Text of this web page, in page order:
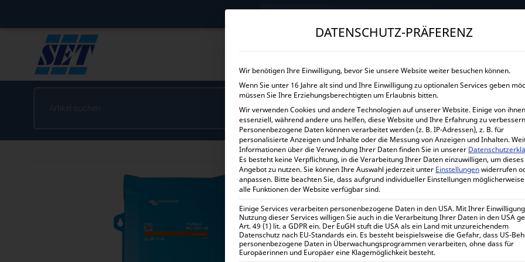
→
START UNTERNEHMEN SHOP LEISTUNGEN
VICTRON
Home
486,68€ inkl. 0% MwSt.
579,15€inkl. 19% MwSt.
Victron Energy MultiPlus 24/
Lieferzeit:1-7 Werktage
DATENSCHUTZ-PRÄFERENZ
Wir benötigen Ihre Einwilligung, bevor Sie unsere Website weiter besuchen können.
Wenn Sie unter 16 Jahre alt sind und Ihre Einwilligung zu optionalen Services geben
müssen Sie Ihre Erziehungsberechtigten um Erlaubnis bitten.
Wir verwenden Cookies und andere Technologien auf unserer Website. Einige von
essenziell, während andere uns helfen, diese Website und Ihre Erfahrung zu
Personenbezogene Daten können verarbeitet werden (z. B. IP-Adressen), z. B. für
personalisierte Anzeigen und Inhalte oder die Messung von Anzeigen und Inhalten.
Informationen über die Verwendung Ihrer Daten finden Sie in unserer
Es besteht keine Verpflichtung, in die Verarbeitung Ihrer Daten einzuwilligen, um dieses
Angebot zu nutzen.Sie können Ihre Auswahl jederzeit unter Einstellungenwiderrufen
anpassen. Bitte beachten Sie, dass aufgrund individueller Einstellungen
alle Funktionen der Website verfügbar sind.
Einige Services verarbeiten personenbezogene Daten in den USA. Mit Ihrer
Nutzung dieser Services willigen Sie auch in die Verarbeitung Ihrer Daten in den USA
Art. 49 (1) lit. a GDPR ein. Der EuGH stuft die USA als ein Land mit unzureichendem
Datenschutz nach EU-Standards ein. Es besteht beispielsweise die Gefahr, dass US-
personenbezogene Daten in Überwachungsprogrammen verarbeiten, ohne dass für
Europäerinnen und Europäer eine Klagemöglichkeit besteht.